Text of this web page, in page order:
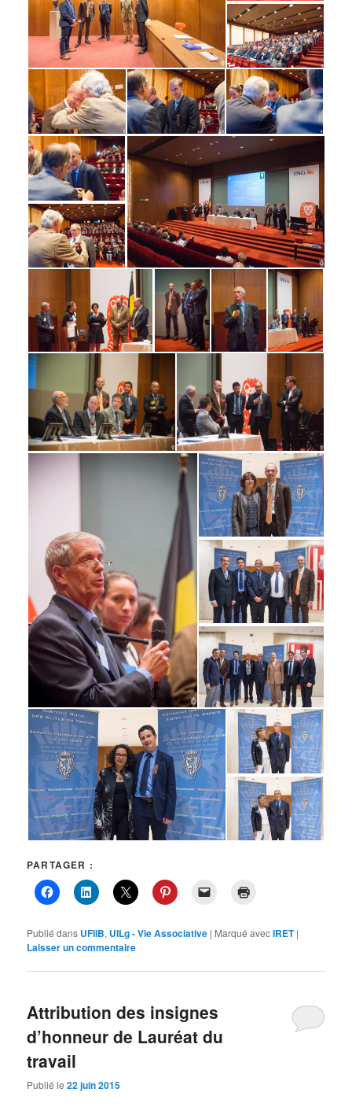
PARTAGER :
Publié dans UFIIB, UILg - Vie Associative | Marqué avecIRET |
Laisser un commentaire
Attribution des insignes
d’honneur de Lauréat du
travail
Publié le22 juin 2015